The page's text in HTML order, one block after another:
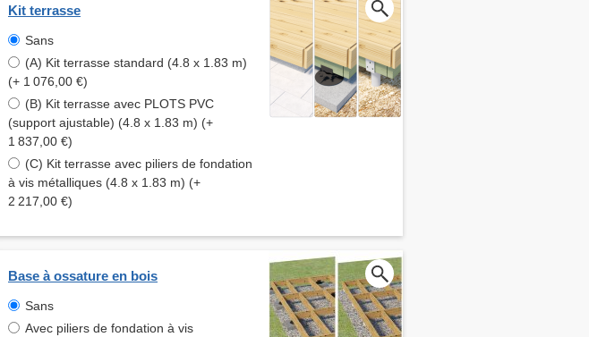
Kit terrasse
Sans
(A) Kit terrasse standard (4.8 x 1.83 m)
(+ 1 076,00 €)
(B) Kit terrasse avec PLOTS PVC
(support ajustable) (4.8 x 1.83 m) (+
1 837,00 €)
(C) Kit terrasse avec piliers de fondation
à vis métalliques (4.8 x 1.83 m) (+
2 217,00 €)
Base à ossature en bois
Sans
Avec piliers de fondation à vis